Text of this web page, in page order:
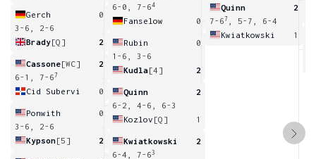
Gerch
0
3-6, 2-6
Brady[Q] 2
Cassone[WC]
2
6-1, 7-67
Cid Subervi 0
Ponwith
0
3-6, 2-6
Kypson[5] 2
6-0, 7-64
Fanselow 0
Rubin
0
1-6, 3-6
Kudla[4] 2
Quinn
2
6-2, 4-6, 6-3
Kozlov [Q] 1
Kwiatkowski
2
6-4, 7-63
Quinn
2
7-67
, 5-7, 6-4
Kwiatkowski
1